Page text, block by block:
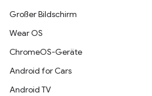
Großer Bildschirm
Wear OS
ChromeOS-Geräte
Android for Cars
Android TV